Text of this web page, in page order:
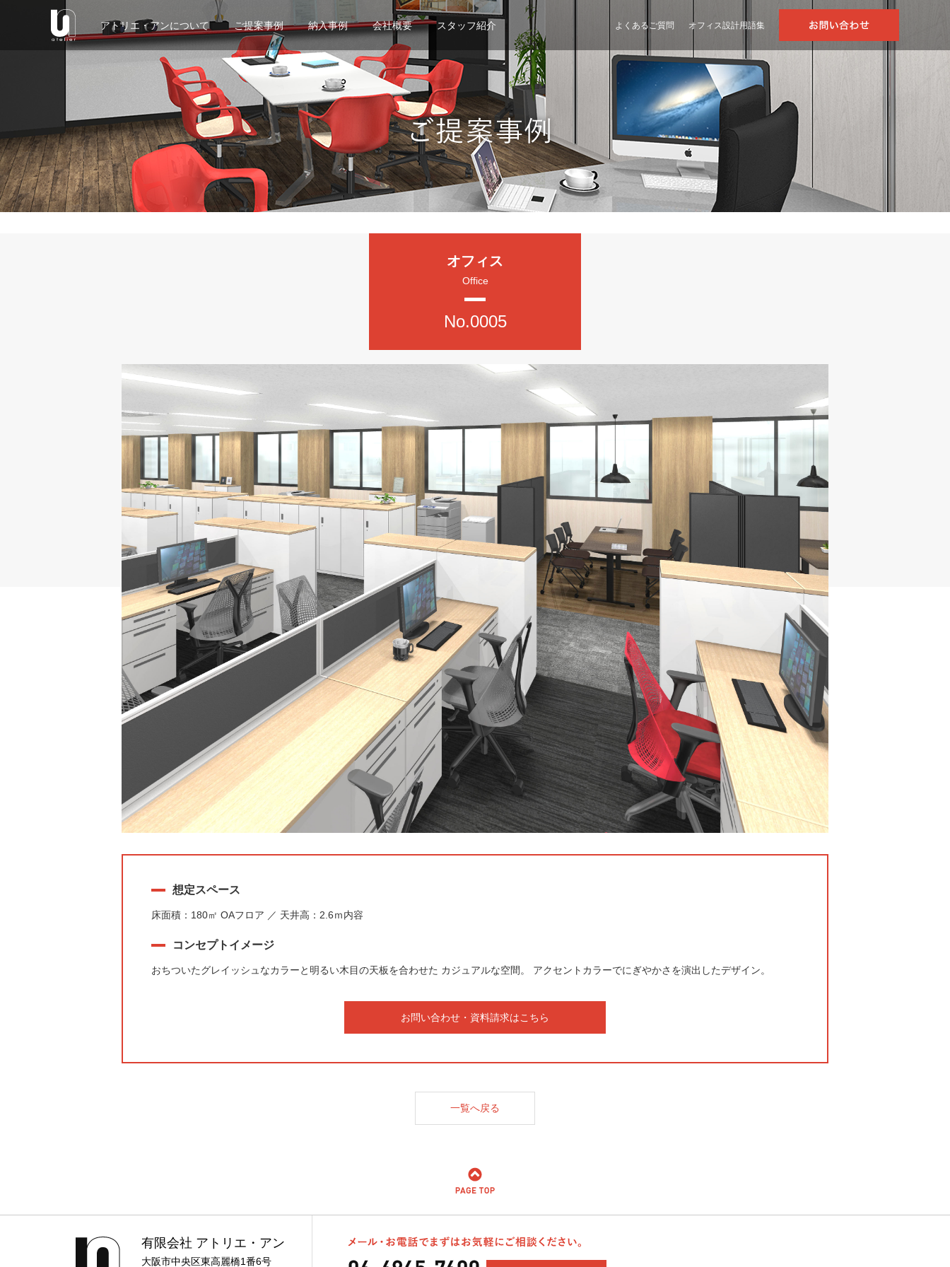
アトリエ・アンについて ご提案事例 納入事例 会社概要 スタッフ紹介 よくあるご質問 オフィス設計用語集
オフィス
Office
No.0005
想定スペース
床面積：180㎡ OAフロア ／ 天井高：2.6ｍ内容
コンセプトイメージ
おちついたグレイッシュなカラーと明るい木目の天板を合わせた カジュアルな空間。 アクセントカラーでにぎやかさを演出したデザイン。
お問い合わせ・資料請求はこちら
一覧へ戻る
有限会社 アトリエ・アン
大阪市中央区東高麗橋1番6号